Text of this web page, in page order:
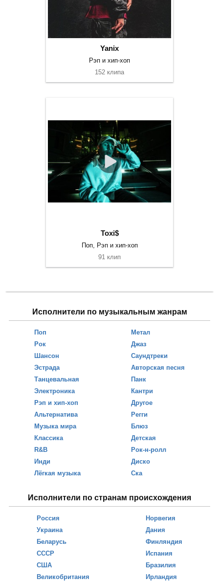
Yanix
Рэп и хип-хоп
152 клипа
Toxi$
Поп, Рэп и хип-хоп
91 клип
Исполнители по музыкальным жанрам
Поп
Рок
Шансон
Эстрада
Танцевальная
Электроника
Рэп и хип-хоп
Альтернатива
Музыка мира
Классика
R&B
Инди
Лёгкая музыка
Метал
Джаз
Саундтреки
Авторская песня
Панк
Кантри
Другое
Регги
Блюз
Детская
Рок-н-ролл
Диско
Ска
Исполнители по странам происхождения
Россия
Украина
Беларусь
СССР
США
Великобритания
Норвегия
Дания
Финляндия
Испания
Бразилия
Ирландия